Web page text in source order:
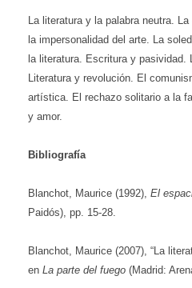
La literatura y la palabra neutra.
la impersonalidad del arte. La
la literatura. Escritura y pasividad.
Literatura y revolución. El
artística. El rechazo solitario a la
y amor.
Bibliografía
Blanchot, Maurice (1992), El
Paidós), pp. 15-28.
Blanchot, Maurice (2007), “La
en La parte del fuego (Madrid: